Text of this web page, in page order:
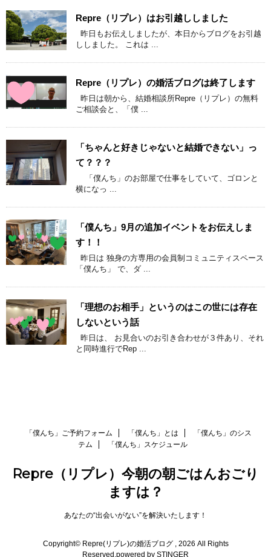
Repre（リプレ）はお引越ししました
昨日もお伝えしましたが、本日からブログをお引越
ししました。 これは ...
Repre（リプレ）の婚活ブログは終了します
昨日は朝から、結婚相談所Repre（リプレ）の無料
ご相談会と、「僕 ...
「ちゃんと好きじゃないと結婚できない」っ
て？？？
「僕んち」のお部屋で仕事をしていて、ゴロンと
横になっ ...
「僕んち」9月の追加イベントをお伝えしま
す！！
昨日は 独身の方専用の会員制コミュニティスペース
「僕んち」 で、ダ ...
「理想のお相手」というのはこの世には存在
しないという話
昨日は、 お見合いのお引き合わせが３件あり、それ
と同時進行でRep ...
「僕んち」ご予約フォーム 「僕んち」とは
「僕んち」のシス
テム
「僕んち」スケジュール
Repre（リプレ）今朝の朝ごはんおごり
ますは？
あなたの“出会いがない”を解決いたします！
Copyright© Repre(リプレ)の婚活ブログ , 2026 All Rights
Reserved.powered by STINGER